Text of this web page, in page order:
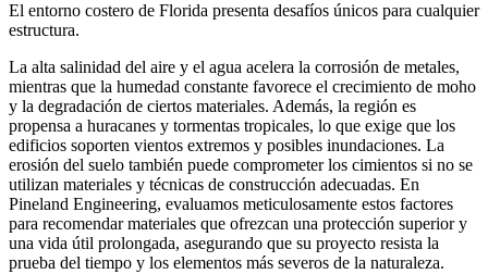
El entorno costero de Florida presenta desafíos únicos para cualquier
estructura.
La alta salinidad del aire y el agua acelera la corrosión de metales,
mientras que la humedad constante favorece el crecimiento de moho
y la degradación de ciertos materiales. Además, la región es
propensa a huracanes y tormentas tropicales, lo que exige que los
edificios soporten vientos extremos y posibles inundaciones. La
erosión del suelo también puede comprometer los cimientos si no se
utilizan materiales y técnicas de construcción adecuadas. En
Pineland Engineering, evaluamos meticulosamente estos factores
para recomendar materiales que ofrezcan una protección superior y
una vida útil prolongada, asegurando que su proyecto resista la
prueba del tiempo y los elementos más severos de la naturaleza.